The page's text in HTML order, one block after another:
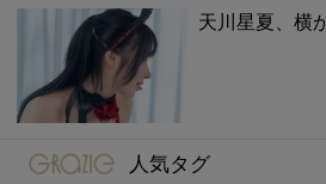
天川星夏、横
gravure-grazie
人気タグ